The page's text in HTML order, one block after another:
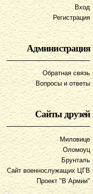
Вход
Регистрация
Администрация
Обратная связь
Вопросы и ответы
Сайты друзей
Миловице
Оломоуц
Брунталь
Сайт военнослужащих ЦГВ
Проект "В Армии"